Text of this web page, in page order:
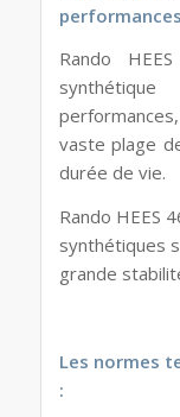
performances
Rando
vaste plage
durée de vie.
Rando HEES
synthétiques
grande
Les normes
: